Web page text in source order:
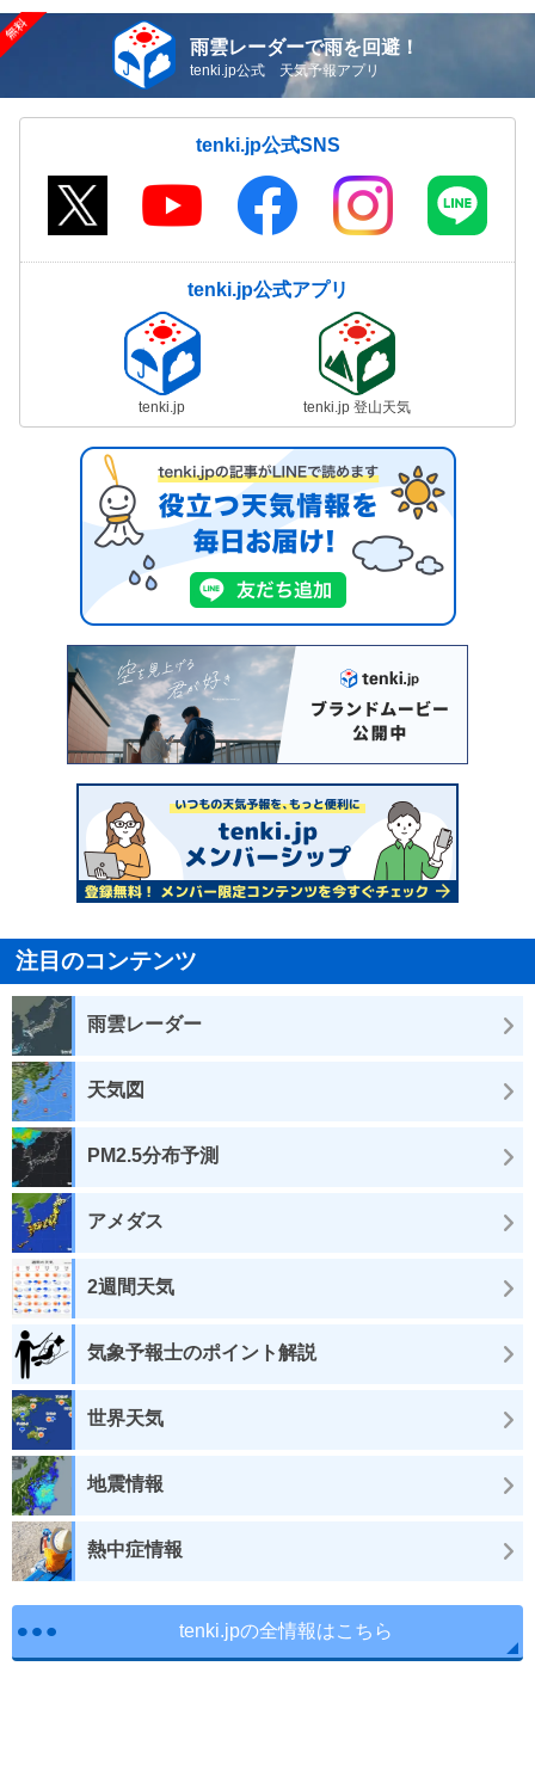
雨雲レーダーで雨を回避！
tenki.jp公式 天気予報アプリ
tenki.jp公式SNS
tenki.jp公式アプリ
tenki.jp tenki.jp 登山天気
注目のコンテンツ
雨雲レーダー
天気図
PM2.5分布予測
アメダス
2週間天気
気象予報士のポイント解説
世界天気
地震情報
熱中症情報
tenki.jpの全情報はこちら